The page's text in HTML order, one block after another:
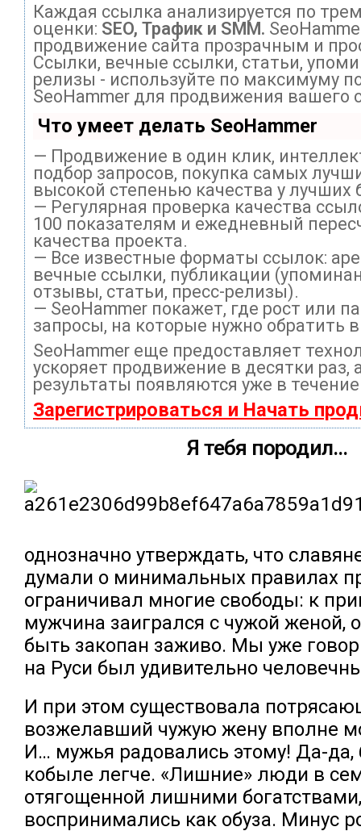
Каждая ссылка анализируется по
оценки: SEO, Трафик и SMM.
продвижение сайта прозрачным и
Ссылки, вечные ссылки, статьи,
релизы - используйте по максимуму
SeoHammer для продвижения вашего
Что умеет делать SeoHammer
— Продвижение в один клик,
подбор запросов, покупка самых
высокой степенью качества у лучших
— Регулярная проверка качества
100 показателям и ежедневный
качества проекта.
— Все известные форматы ссылок:
вечные ссылки, публикации
отзывы, статьи, пресс-релизы).
— SeoHammer покажет, где рост или
запросы, на которые нужно обратить
SeoHammer еще предоставляет
ускоряет продвижение в десятки раз,
результаты появляются уже в
Зарегистрироваться и Начать
Я тебя породил…
однозначно утверждать, что
думали о минимальных правилах
ограничивал многие свободы: к
мужчина заигрался с чужой женой,
быть закопан заживо. Мы уже
на Руси был удивительно
И при этом существовала
возжелавший чужую жену вполне
И… мужья радовались этому! Да-да,
кобыле легче. «Лишние» люди в
отягощенной лишними богатствами,
воспринимались как обуза. Минус